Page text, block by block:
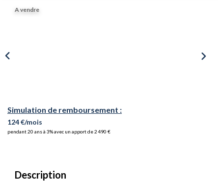
A vendre
Simulation de remboursement :
124 €/mois
pendant 20 ans à 3% avec un apport de 2 490 €
Description